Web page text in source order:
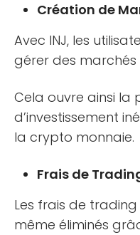
Création de
Avec INJ, les
gérer des marchés
Cela ouvre ainsi la
d’investissement
la crypto monnaie.
Frais de
Les frais de
même éliminés